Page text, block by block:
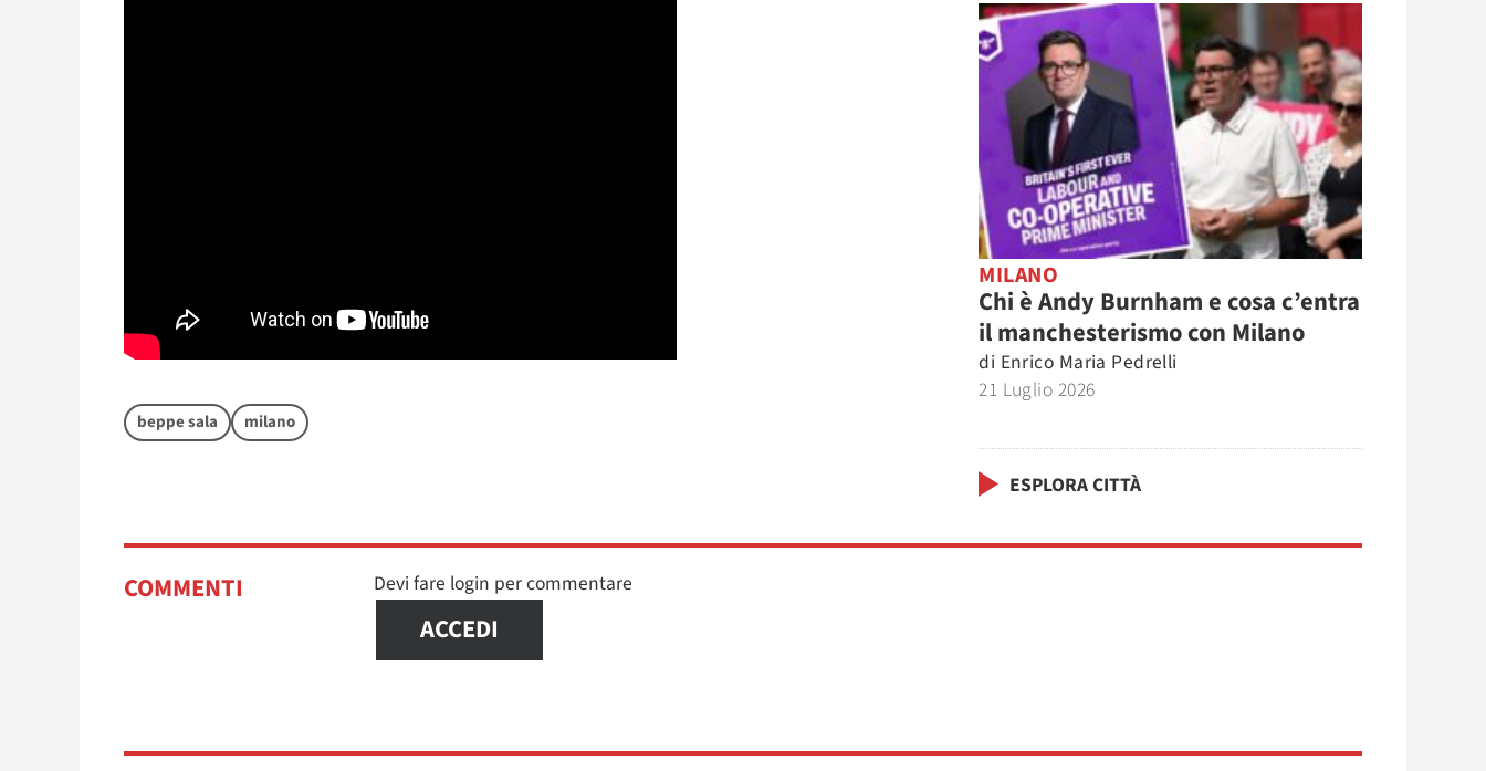
beppe sala milano
MILANO
Chi è Andy Burnham e cosa c’entra
il manchesterismo con Milano
di Enrico Maria Pedrelli
21 Luglio 2026
ESPLORA CITTÀ
COMMENTI Devi fare login per commentare
ACCEDI